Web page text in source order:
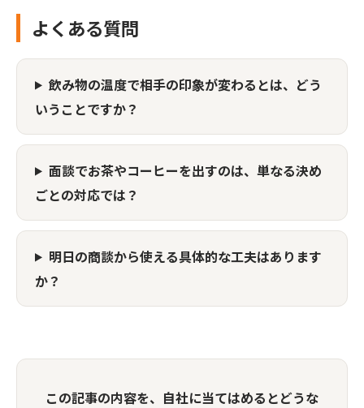
よくある質問
飲み物の温度で相手の印象が変わるとは、どう
いうことですか？
面談でお茶やコーヒーを出すのは、単なる決め
ごとの対応では？
明日の商談から使える具体的な工夫はあります
か？
この記事の内容を、自社に当てはめるとどうな